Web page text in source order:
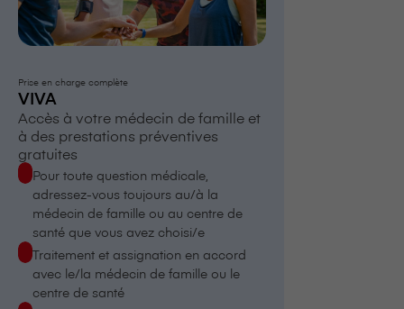
Prise en charge complète
VIVA
Accès à votre médecin de famille et
à des prestations préventives
gratuites
Pour toute question médicale,
adressez-vous toujours au/à la
médecin de famille ou au centre de
santé que vous avez choisi/e
Traitement et assignation en accord
avec le/la médecin de famille ou le
centre de santé